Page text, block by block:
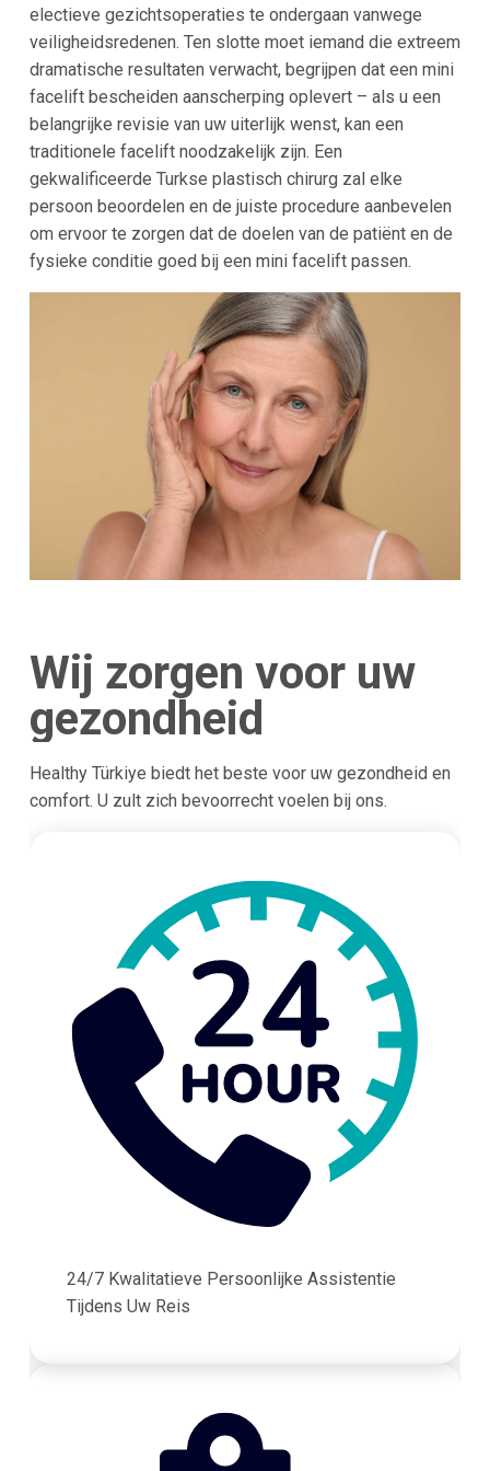
electieve gezichtsoperaties te ondergaan vanwege
veiligheidsredenen. Ten slotte moet iemand die extreem
dramatische resultaten verwacht, begrijpen dat een mini
facelift bescheiden aanscherping oplevert – als u een
belangrijke revisie van uw uiterlijk wenst, kan een
traditionele facelift noodzakelijk zijn. Een
gekwalificeerde Turkse plastisch chirurg zal elke
persoon beoordelen en de juiste procedure aanbevelen
om ervoor te zorgen dat de doelen van de patiënt en de
fysieke conditie goed bij een mini facelift passen.​
Wij zorgen voor uw
gezondheid
Healthy Türkiye biedt het beste voor uw gezondheid en
comfort. U zult zich bevoorrecht voelen bij ons.
24/7 Kwalitatieve Persoonlijke Assistentie
Tijdens Uw Reis